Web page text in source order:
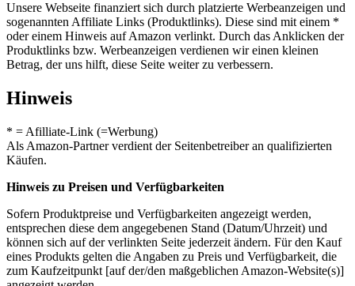
Unsere Webseite finanziert sich durch platzierte Werbeanzeigen und
sogenannten Affiliate Links (Produktlinks). Diese sind mit einem *
oder einem Hinweis auf Amazon verlinkt. Durch das Anklicken der
Produktlinks bzw. Werbeanzeigen verdienen wir einen kleinen
Betrag, der uns hilft, diese Seite weiter zu verbessern.
Hinweis
* = Afilliate-Link (=Werbung)
Als Amazon-Partner verdient der Seitenbetreiber an qualifizierten
Käufen.
Hinweis zu Preisen und Verfügbarkeiten
Sofern Produktpreise und Verfügbarkeiten angezeigt werden,
entsprechen diese dem angegebenen Stand (Datum/Uhrzeit) und
können sich auf der verlinkten Seite jederzeit ändern. Für den Kauf
eines Produkts gelten die Angaben zu Preis und Verfügbarkeit, die
zum Kaufzeitpunkt [auf der/den maßgeblichen Amazon-Website(s)]